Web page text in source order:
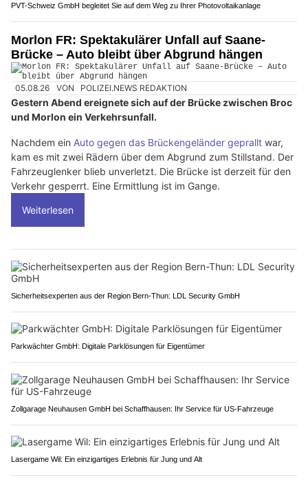
PVT-Schweiz GmbH begleitet Sie auf dem Weg zu Ihrer Photovoltaikanlage
Morlon FR: Spektakulärer Unfall auf Saane-
Brücke – Auto bleibt über Abgrund hängen
05.08.26 VON POLIZEI.NEWS REDAKTION
Gestern Abend ereignete sich auf der Brücke zwischen Broc
und Morlon ein Verkehrsunfall.
Nachdem ein Auto gegen das Brückengeländer geprallt war,
kam es mit zwei Rädern über dem Abgrund zum Stillstand. Der
Fahrzeuglenker blieb unverletzt. Die Brücke ist derzeit für den
Verkehr gesperrt. Eine Ermittlung ist im Gange.
Weiterlesen
Sicherheitsexperten aus der Region Bern-Thun: LDL Security GmbH
Parkwächter GmbH: Digitale Parklösungen für Eigentümer
Zollgarage Neuhausen GmbH bei Schaffhausen: Ihr Service für US-Fahrzeuge
Lasergame Wil: Ein einzigartiges Erlebnis für Jung und Alt